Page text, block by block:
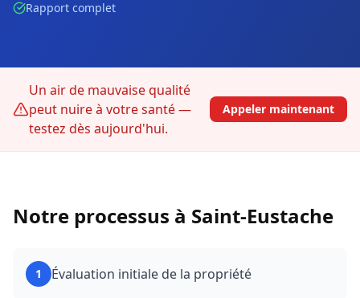
Rapport complet
Un air de mauvaise qualité
peut nuire à votre santé —
testez dès aujourd'hui.
Appeler maintenant
Notre processus à Saint-Eustache
1 Évaluation initiale de la propriété